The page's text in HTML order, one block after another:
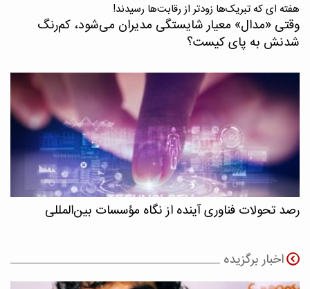
هفته ای که تبریک‌ها زودتر از رقابت‌ها رسیدند!
وقتی «مدال‌» معیار شایستگی مدیران می‌شود، کم‌رنگ
شدنش به پای کیست؟
رصد تحولات فناوری آینده از نگاه مؤسسات بین‌المللی
اخبار برگزیده